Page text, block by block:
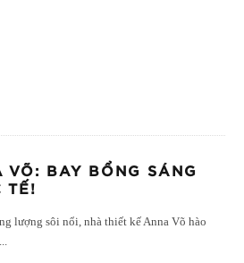
BAY BỔNG SÁNG
TẾ!
lượng sôi nổi, nhà thiết kế Anna Võ hào
...